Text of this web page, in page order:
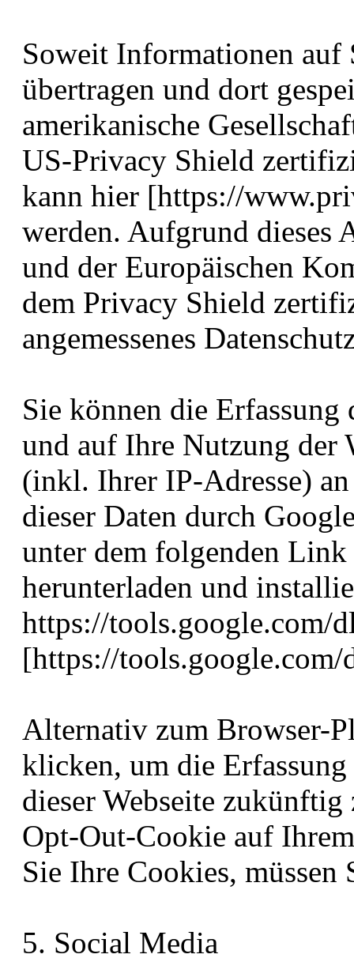
Soweit Informationen auf
übertragen und dort
amerikanische
US-Privacy Shield
kann hier [https://
werden. Aufgrund dieses
und der Europäischen
dem Privacy Shield
angemessenes
Sie können die Erfassung
und auf Ihre Nutzung der
(inkl. Ihrer IP-Adresse)
dieser Daten durch
unter dem folgenden
herunterladen und
https://tools.google.com/
[https://
Alternativ zum Browser-
klicken, um die
dieser Webseite
Opt-Out-Cookie auf
Sie Ihre Cookies,
5. Social Media